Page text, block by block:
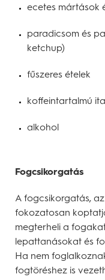
ecetes mártások
paradicsom és
ketchup)
fűszeres ételek
koffeintartalmú
alkohol
Fogcsikorgatás
A fogcsikorgatás,
fokozatosan
megterheli a
lepattanásokat és
Ha nem
fogtöréshez is